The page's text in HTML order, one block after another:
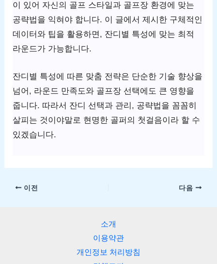
이 있어 자신의 골프 스타일과 골프장 환경에 맞는
공략법을 익혀야 합니다. 이 글에서 제시한 구체적인
데이터와 팁을 활용하면, 잔디별 특성에 맞는 최적
라운드가 가능합니다.
잔디별 특성에 따른 맞춤 전략은 단순한 기술 향상을
넘어, 라운드 만족도와 골프장 선택에도 큰 영향을
줍니다. 따라서 잔디 선택과 관리, 공략법을 꼼꼼히
살피는 것이야말로 현명한 골퍼의 첫걸음이라 할 수
있겠습니다.
이전 다음
소개
이용약관
개인정보 처리방침